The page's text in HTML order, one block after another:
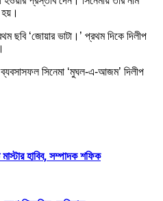
হয়।
ছবি ‘জোয়ার ভাটা।’ প্রথম দিকে দিলীপ
সিনেমা ‘মুঘল-এ-আজম’ দিলীপ
হাবিব, সম্পাদক শফিক